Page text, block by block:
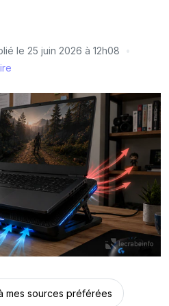
le 25 juin 2026 à 12h08
mes sources préférées